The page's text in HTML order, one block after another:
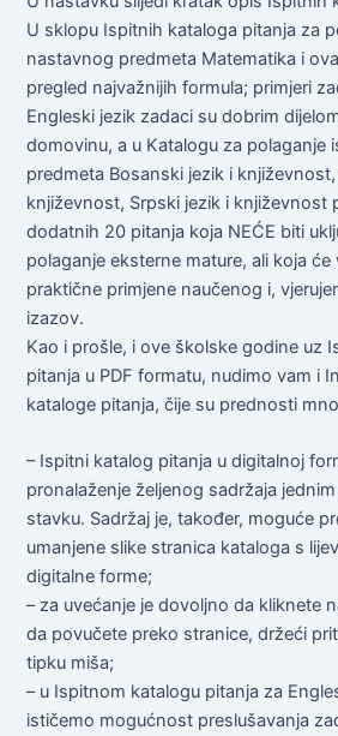
U sklopu Ispitnih kataloga pitanja za
nastavnog predmeta Matematika i
pregled najvažnijih formula; primjeri
Engleski jezik zadaci su dobrim
domovinu, a u Katalogu za polaganje
predmeta Bosanski jezik i
književnost, Srpski jezik i književnost
dodatnih 20 pitanja koja NEĆE biti
polaganje eksterne mature, ali koja
praktične primjene naučenog i,
izazov.
Kao i prošle, i ove školske godine uz
pitanja u PDF formatu, nudimo vam i
kataloge pitanja, čije su prednosti
– Ispitni katalog pitanja u digitalnoj
pronalaženje željenog sadržaja
stavku. Sadržaj je, također, moguće
umanjene slike stranica kataloga s
digitalne forme;
– za uvećanje je dovoljno da kliknete
da povučete preko stranice, držeći
tipku miša;
– u Ispitnom katalogu pitanja za
ističemo mogućnost preslušavanja